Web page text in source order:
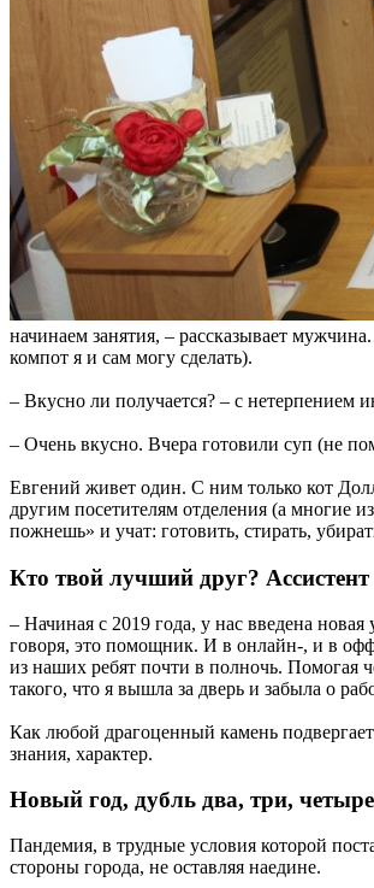
начинаем занятия, – рассказывает
компот я и сам могу сделать).
– Вкусно ли получается? – с нетерпением
– Очень вкусно. Вчера готовили суп (не
Евгений живет один. С ним только кот
другим посетителям отделения (а многие
пожнешь» и учат: готовить, стирать,
Кто твой лучший друг? Ассистент
– Начиная с 2019 года, у нас введена
говоря, это помощник. И в онлайн-, и в
из наших ребят почти в полночь. Помогая
такого, что я вышла за дверь и забыла о
Как любой драгоценный камень
знания, характер.
Новый год, дубль два, три, четыре
Пандемия, в трудные условия которой
стороны города, не оставляя наедине.